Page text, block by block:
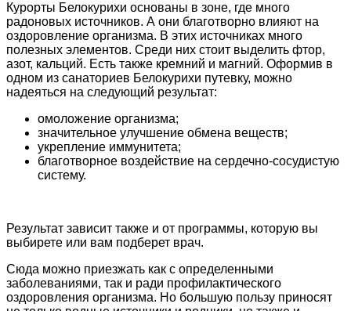
Курорты Белокурихи основаны в зоне, где много
радоновых источников. А они благотворно влияют на
оздоровление организма. В этих источниках много
полезных элементов. Среди них стоит выделить фтор,
азот, кальций. Есть также кремний и магний. Оформив в
одном из санаториев Белокурихи путевку, можно
надеяться на следующий результат:
омоложение организма;
значительное улучшение обмена веществ;
укрепление иммунитета;
благотворное воздействие на сердечно-сосудистую
систему.
Результат зависит также и от программы, которую вы
выбирете или вам подберет врач.
Сюда можно приезжать как с определенными
заболеваниями, так и ради профилактического
оздоровления организма. Но большую пользу приносят